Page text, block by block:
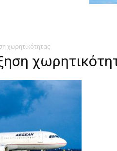
χωρητικότητας